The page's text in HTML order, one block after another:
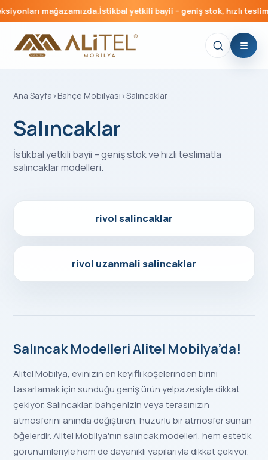
mağazamızda.İstikbal yetkili bayii – geniş stok, hızlı teslimat.
Ana Sayfa ›Bahçe Mobilyası ›Salıncaklar
Salıncaklar
İstikbal yetkili bayii – geniş stok ve hızlı teslimatla
salıncaklarmodelleri.
Detayları Gör
rivol salincaklar
Detayları Gör
rivol uzanmali salincaklar
Salıncak Modelleri Alitel Mobilya’da!
Alitel Mobilya, evinizin en keyifli köşelerinden birini
tasarlamak için sunduğu geniş ürün yelpazesiyle dikkat
çekiyor. Salıncaklar, bahçenizin veya terasınızın
atmosferini anında değiştiren, huzurlu bir atmosfer sunan
öğelerdir. Alitel Mobilya'nın salıncak modelleri, hem estetik
görünümleriyle hem de dayanıklı yapılarıyla dikkat çekiyor.